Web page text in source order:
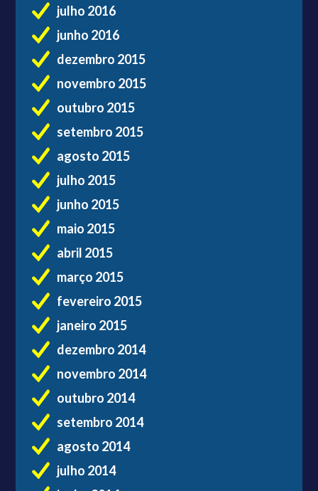
julho 2016
junho 2016
dezembro 2015
novembro 2015
outubro 2015
setembro 2015
agosto 2015
julho 2015
junho 2015
maio 2015
abril 2015
março 2015
fevereiro 2015
janeiro 2015
dezembro 2014
novembro 2014
outubro 2014
setembro 2014
agosto 2014
julho 2014